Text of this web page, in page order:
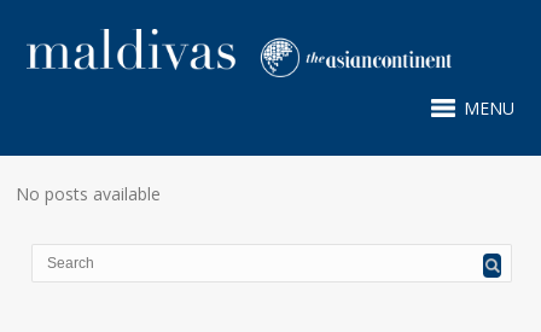
MENU
No posts available